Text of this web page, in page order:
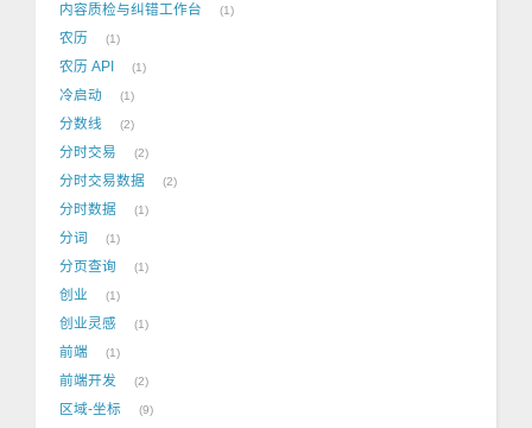
内容质检与纠错工作台 1
农历 1
农历 API 1
冷启动 1
分数线 2
分时交易 2
分时交易数据 2
分时数据 1
分词 1
分页查询 1
创业 1
创业灵感 1
前端 1
前端开发 2
区域-坐标 9